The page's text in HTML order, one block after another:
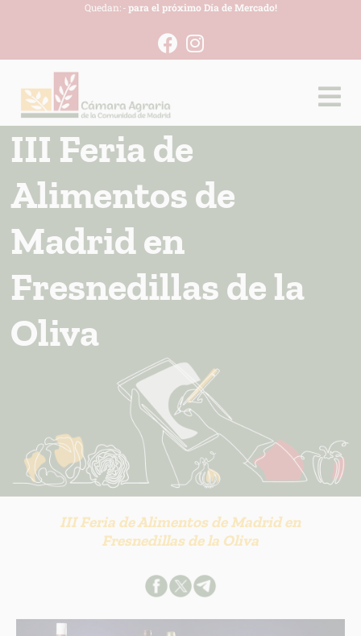
Quedan: -para el próximo Día de Mercado!
III Feria de
Alimentos de
Madrid en
Fresnedillas de la
Oliva
III Feria de Alimentos de Madrid en
Fresnedillas de la Oliva
INFORMACION SOBRE LA PROTECCIÓN DE TUS DATOS
Responsable:
Información adicional